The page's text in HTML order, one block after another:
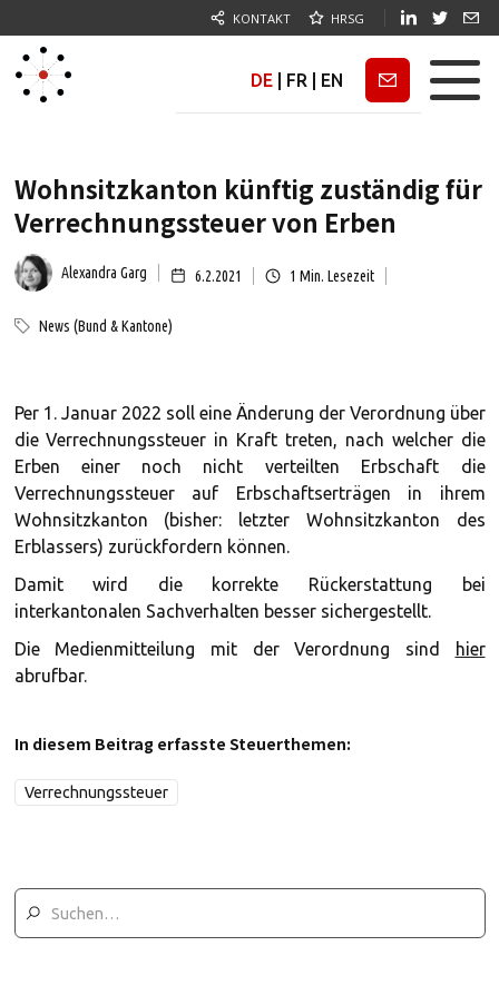
KONTAKT HRSG
DE FR EN Newsletter
Wohnsitzkanton künftig zuständig für
Verrechnungssteuer von Erben
Alexandra Garg 6.2.2021 1 Min. Lesezeit
News (Bund & Kantone)
Per 1. Januar 2022 soll eine Änderung der Verordnung über
die Verrechnungssteuer in Kraft treten, nach welcher die
Erben einer noch nicht verteilten Erbschaft die
Verrechnungssteuer auf Erbschaftserträgen in ihrem
Wohnsitzkanton (bisher: letzter Wohnsitzkanton des
Erblassers) zurückfordern können.
Damit wird die korrekte Rückerstattung bei
interkantonalen Sachverhalten besser sichergestellt.
Die Medienmitteilung mit der Verordnung sind
hier
abrufbar.
In diesem Beitrag erfasste Steuerthemen:
Verrechnungssteuer